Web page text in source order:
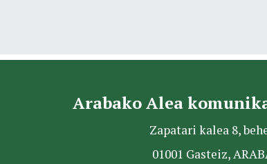
Arabako Alea
Zapatari kalea 8,
01001 Gasteiz,